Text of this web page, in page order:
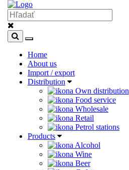
Home
About us
Import / export
Distribution
Own distribution
Food service
Wholesale
Retail
Petrol stations
Products
Alcohol
Wine
Beer